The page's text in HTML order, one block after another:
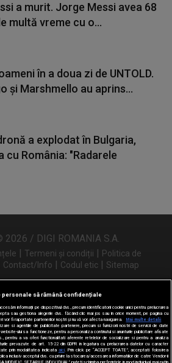
a murit. Jorge Messi avea 68
multă vreme cu o...
în a doua zi de UNTOLD.
și Marshmello au aprins...
a explodat în Bulgaria,
cu România: "Radarele
2026 / DIGI ROMANIA S.A.
Termeni și condiții
Politica de
Contact/Info Codul etic Sitemap
ne și pe
personale să rămână confidențiale
informații pe dispozitivul dvs., precum identificatorii cookie unici pentru prelucrarea
sau gestiona alegerile dvs. făcând clic mai jos sau în orice moment, pe pagina cu
vor fi raportate partenerilor noștri și nu vă vor afecta navigarea.
Mai multe detalii
si agentiile de publicitate partenere, precum si furnizorii nostri de servicii de date
ului sa functioneze, pentru a personaliza continutul si anunturile publicitare afisate
pentru a va oferi functionalitati aferente retelelor de socializare si pentru a analiza
prevazute de art. 15-22 din GDPR in legatura cu prelucrarea datelor cu caracter
prin modalitatea indicata aici. Prin click pe “ACCEPT TOATE”, acceptati folosirea
inclusiv acceptul dvs. cu privire la stocarea/accesarea informatiilor de catre Vendor-ii